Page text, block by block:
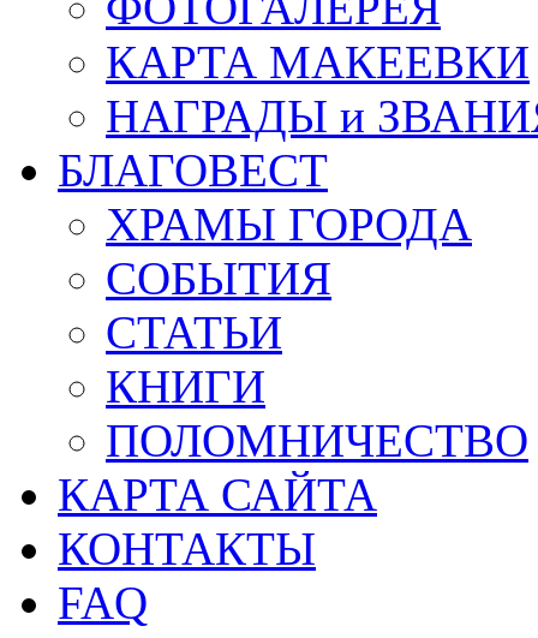
КАРТА МАКЕЕВКИ
НАГРАДЫ и
БЛАГОВЕСТ
ХРАМЫ ГОРОДА
СОБЫТИЯ
СТАТЬИ
КНИГИ
ПОЛОМНИЧЕСТВО
КАРТА САЙТА
КОНТАКТЫ
FAQ